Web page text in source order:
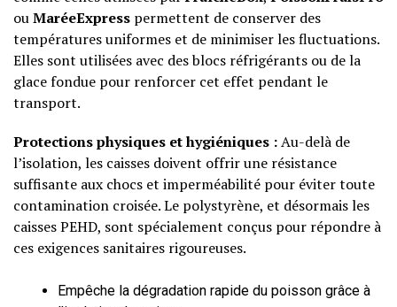
ouMaréeExpress permettent de conserver des
températures uniformes et de minimiser les fluctuations.
Elles sont utilisées avec des blocs réfrigérants ou de la
glace fondue pour renforcer cet effet pendant le
transport.
Protections physiques et hygiéniques :Au-delà de
l’isolation, les caisses doivent offrir une résistance
suffisante aux chocs et imperméabilité pour éviter toute
contamination croisée. Le polystyrène, et désormais les
caisses PEHD, sont spécialement conçus pour répondre à
ces exigences sanitaires rigoureuses.
Empêche la dégradation rapide du poisson grâce à